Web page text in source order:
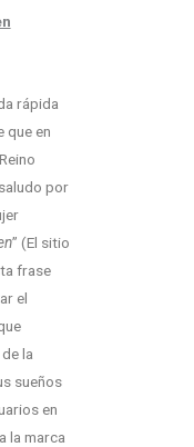
rápida
que en
por
” (El sitio
frase
el
la
sueños
en
la marca